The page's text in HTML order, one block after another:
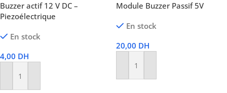
Buzzer actif 12 V DC –
Piezoélectrique
En stock
4,00 DH
Ajouter Au Panier
Module Buzzer Passif 5V
En stock
20,00 DH
Ajouter Au Panier